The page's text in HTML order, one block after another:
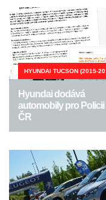
HYUNDAI TUCSON (2015-
Hyundai dodává
automobily pro Policii
ČR